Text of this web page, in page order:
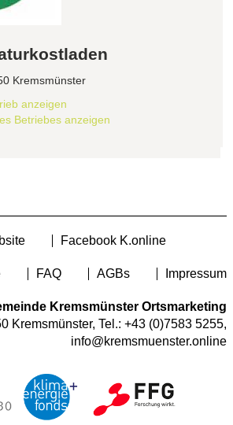
Kremsmünster
anzeigen
Betriebes anzeigen
Facebook K.online
FAQ AGBs Impressum
Kremsmünster Ortsmarketing
Kremsmünster, Tel.: +43 (0)7583 5255,
info@kremsmuenster.online